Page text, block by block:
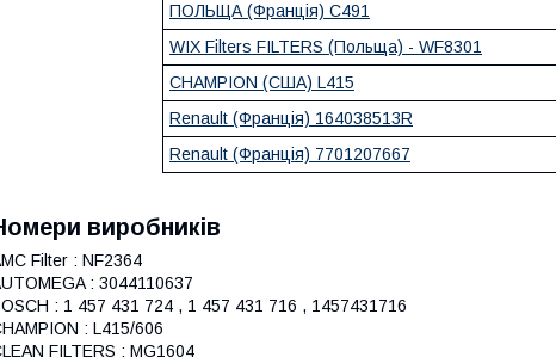
ПОЛЬЩА (Франція) C491
WIX Filters FILTERS (Польща) - WF8301
CHAMPION (США) L415
Renault (Франція) 164038513R
Renault (Франція) 7701207667
виробників
Filter : NF2364
: 3044110637
: 1 457 431 724 , 1 457 431 716 , 1457431716
: L415/606
FILTERS : MG1604